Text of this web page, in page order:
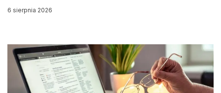
6 sierpnia 2026